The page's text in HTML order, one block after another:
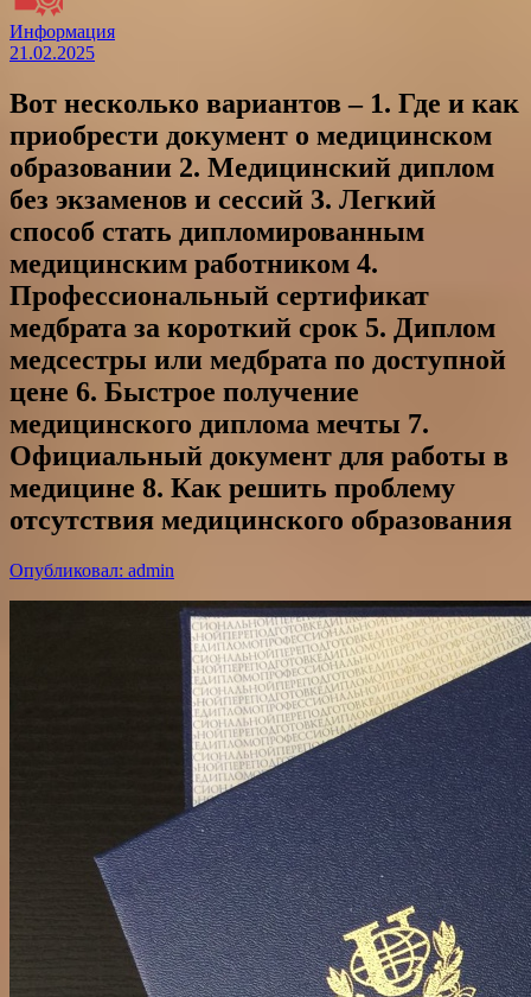
Информация
21.02.2025
Вот несколько вариантов – 1. Где и как
приобрести документ о медицинском
образовании 2. Медицинский диплом
без экзаменов и сессий 3. Легкий
способ стать дипломированным
медицинским работником 4.
Профессиональный сертификат
медбрата за короткий срок 5. Диплом
медсестры или медбрата по доступной
цене 6. Быстрое получение
медицинского диплома мечты 7.
Официальный документ для работы в
медицине 8. Как решить проблему
отсутствия медицинского образования
Опубликовал: admin